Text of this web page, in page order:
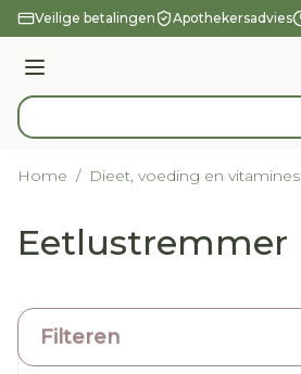
Ga naar de inhoud
Veilige betalingen Apothekersadvies
Menu
Product, merk, categorie...
Home / Dieet, voeding en vitamines
Eetlustremmer
Filteren